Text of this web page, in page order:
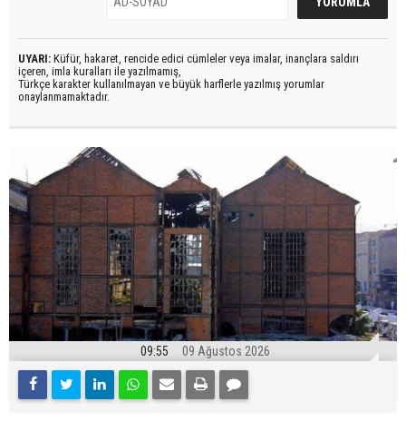
UYARI: Küfür, hakaret, rencide edici cümleler veya imalar, inançlara saldırı
içeren, imla kuralları ile yazılmamış,
Türkçe karakter kullanılmayan ve büyük harflerle yazılmış yorumlar
onaylanmamaktadır.
09:55 09 Ağustos 2026